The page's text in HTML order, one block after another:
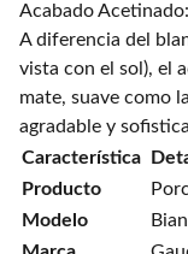
Acabado
A diferencia del
vista con el sol), el
mate, suave como
agradable y
Característica
Producto
Modelo